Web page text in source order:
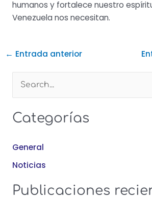
humanos y fortalece nuestro
Venezuela nos necesitan.
← Entrada anterior
s
a
r
Categorías
General
Noticias
Publicaciones